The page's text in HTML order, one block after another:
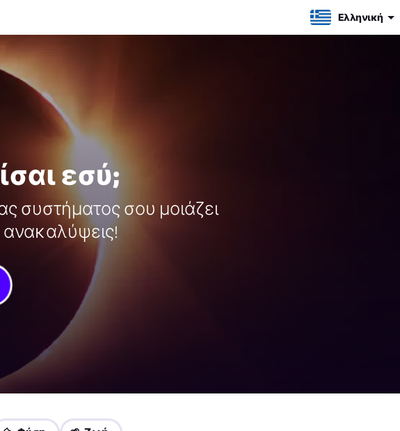
Ελληνική
εσύ;
συστήματος σου μοιάζει